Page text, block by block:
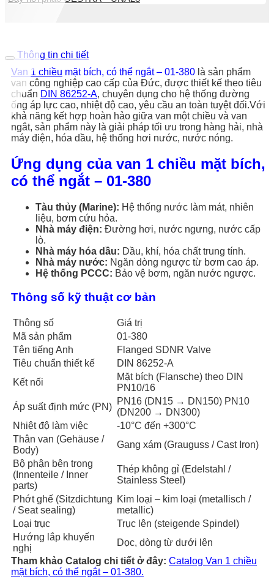
Thông tin chi tiết
Van 1 chiều mặt bích, có thể ngắt – 01-380 là sản phẩm
van công nghiệp cao cấp của Đức, được thiết kế theo tiêu
chuẩn DIN 86252-A, chuyên dụng cho hệ thống đường
ống áp lực cao, nhiệt độ cao, yêu cầu an toàn tuyệt đối.Với
khả năng kết hợp hoàn hảo giữa van một chiều và van
ngắt, sản phẩm này là giải pháp tối ưu trong hàng hải, nhà
máy điện, hóa dầu, hệ thống hơi nước, nước nóng.
Ứng dụng của van 1 chiều mặt bích,
có thể ngắt – 01-380
Tàu thủy (Marine): Hệ thống nước làm mát, nhiên
liệu, bơm cứu hỏa.
Nhà máy điện: Đường hơi, nước ngưng, nước cấp
lò.
Nhà máy hóa dầu: Dầu, khí, hóa chất trung tính.
Nhà máy nước: Ngăn dòng ngược từ bơm cao áp.
Hệ thống PCCC: Bảo vệ bơm, ngăn nước ngược.
Thông số kỹ thuật cơ bản
Thông số
Giá trị
Mã sản phẩm
01-380
Tên tiếng Anh
Flanged SDNR Valve
Tiêu chuẩn thiết kế
DIN 86252-A
Kết nối
Mặt bích (Flansche) theo DIN
PN10/16
Áp suất định mức (PN)
PN16 (DN15 → DN150) PN10
(DN200 → DN300)
Nhiệt độ làm việc
-10°C đến +300°C
Thân van (Gehäuse /
Body)
Gang xám (Grauguss / Cast Iron)
Bộ phận bên trong
(Innenteile / Inner
parts)
Thép không gỉ (Edelstahl /
Stainless Steel)
Phớt ghế (Sitzdichtung
/ Seat sealing)
Kim loại – kim loại (metallisch /
metallic)
Loại trục
Trục lên (steigende Spindel)
Hướng lắp khuyến
nghị
Dọc, dòng từ dưới lên
Tham khảo Catalog chi tiết ở đây: Catalog Van 1 chiều
mặt bích, có thể ngắt – 01-380.